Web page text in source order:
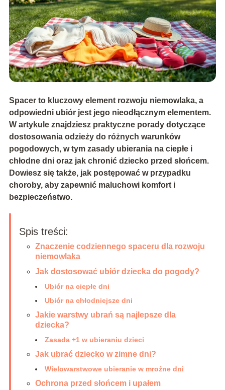
Spacer to kluczowy element rozwoju niemowlaka, a
odpowiedni ubiór jest jego nieodłącznym elementem.
W artykule znajdziesz praktyczne porady dotyczące
dostosowania odzieży do różnych warunków
pogodowych, w tym zasady ubierania na ciepłe i
chłodne dni oraz jak chronić dziecko przed słońcem.
Dowiesz się także, jak postępować w przypadku
choroby, aby zapewnić maluchowi komfort i
bezpieczeństwo.
Spis treści:
Znaczenie codziennego spaceru dla rozwoju
niemowlaka
Jak dostosować ubiór dziecka do pogody?
Ubiór na ciepłe dni
Ubiór na chłodniejsze dni
Jakie warstwy ubrań są najlepsze dla
dziecka?
Zasada +1 w ubieraniu dzieci
Jak ubrać dziecko w zimne dni?
Wielowarstwowe ubieranie w mroźne dni
Ochrona przed słońcem i upałem